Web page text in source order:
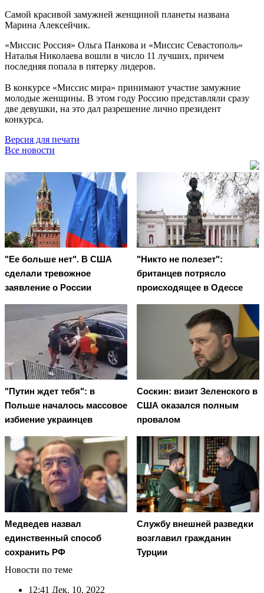
Самой красивой замужней женщиной планеты названа
Марина Алексейчик.
«Миссис Россия» Ольга Панкова и «Миссис Севастополь»
Наталья Николаева вошли в число 11 лучших, причем
последняя попала в пятерку лидеров.
В конкурсе «Миссис мира» принимают участие замужние
молодые женщины. В этом году Россию представляли сразу
две девушки, на это дал разрешение лично президент
конкурса.
Версия для печати
Все новости
"Ее больше нет". В США
сделали тревожное
заявление о России
"Никто не полезет":
британцев потрясло
происходящее в Одессе
"Путин ждет тебя": в
Польше началось массовое
избиение украинцев
Соскин: визит Зеленского в
США оказался полным
провалом
Медведев назвал
единственный способ
сохранить РФ
Службу внешней разведки
возглавил гражданин
Турции
Новости по теме
12:41 Дек. 10, 2022